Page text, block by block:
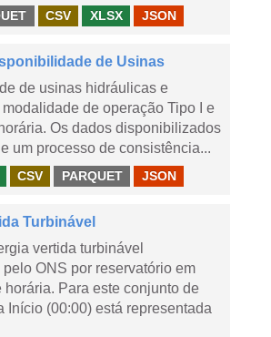
CSV XLSX JSON
de Usinas
de usinas hidráulicas e
de operação Tipo I e
horária. Os dados disponibilizados
um processo de consistência...
CSV PARQUET JSON
Turbinável
vertida turbinável
ONS por reservatório em
horária. Para este conjunto de
Início (00:00) está representada